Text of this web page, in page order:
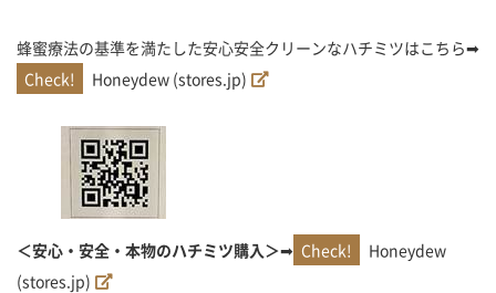
蜂蜜療法の基準を満たした安心安全クリーンなハチミツはこちら➡
Honeydew (stores.jp)
＜安心・安全・本物のハチミツ購入＞➡
Honeydew
(stores.jp)